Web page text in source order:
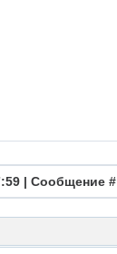
| Сообщение #